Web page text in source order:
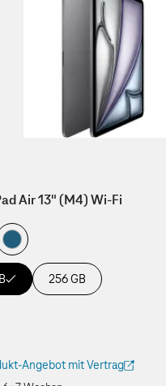
Air 13" (M4) Wi-Fi
256 GB
Angebot mit Vertrag
in einem neuen Tab geöffnet)